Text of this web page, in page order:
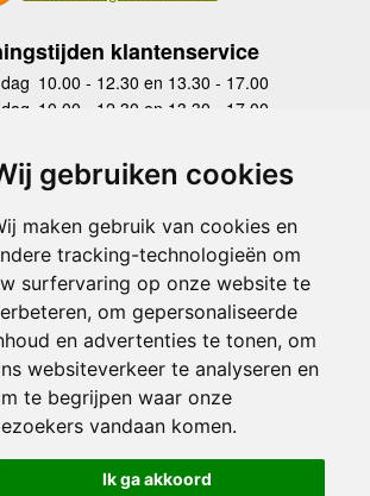
gebruiken cookies
maken gebruik van cookies en
tracking-technologieën om
surfervaring op onze website te
om gepersonaliseerde
en advertenties te tonen, om
websiteverkeer te analyseren en
te begrijpen waar onze
vandaan komen.
Ik ga akkoord
klantenservice
10.00 - 12.30 en 13.30 - 17.00
10.00 - 12.30 en 13.30 - 17.00
10.00 - 12.30 en 13.30 - 17.00
10.00 - 12.30 en 13.30 - 17.00
Zaterdag
gesloten
Zondag gesloten